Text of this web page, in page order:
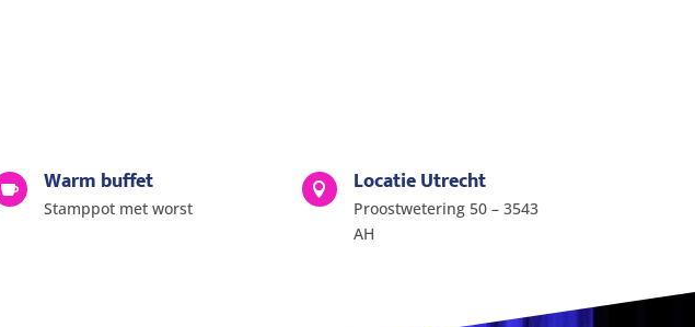
 Warm buffet
Stamppot met worst
 Locatie Utrecht
Proostwetering 50 – 3543
AH